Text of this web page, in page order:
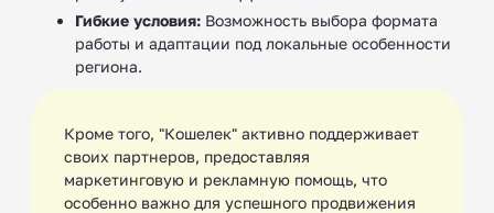
Гибкие условия: Возможность выбора формата
работы и адаптации под локальные особенности
региона.
Кроме того, "Кошелек" активно поддерживает
своих партнеров, предоставляя
маркетинговую и рекламную помощь, что
особенно важно для успешного продвижения